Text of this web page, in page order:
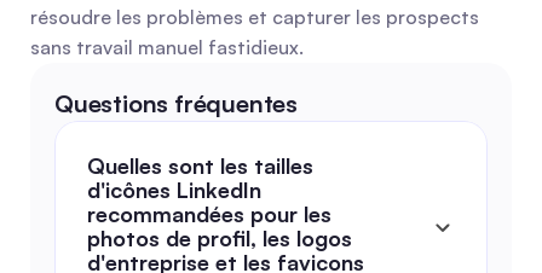
résoudre les problèmes et capturer les prospects
sans travail manuel fastidieux.
Questions fréquentes
Quelles sont les tailles
d'icônes LinkedIn
recommandées pour les
photos de profil, les logos
d'entreprise et les favicons